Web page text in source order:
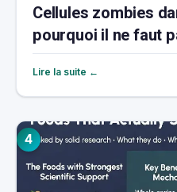
Cellules zombies
pourquoi il ne faut
éliminer toutes
Lire la suite ←
4